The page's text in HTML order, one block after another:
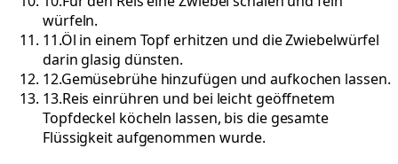
würfeln.
11.Öl in einem Topf erhitzen und die Zwiebelwürfel
darin glasig dünsten.
12.Gemüsebrühe hinzufügen und aufkochen lassen.
13.Reis einrühren und bei leicht geöffnetem
Topfdeckel köcheln lassen, bis die gesamte
Flüssigkeit aufgenommen wurde.